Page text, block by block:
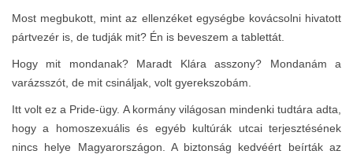
Most megbukott, mint az ellenzéket egységbe kovácsolni hivatott
pártvezér is, de tudják mit? Én is beveszem a tablettát.
Hogy mit mondanak? Maradt Klára asszony? Mondanám a
varázsszót, de mit csináljak, volt gyerekszobám.
Itt volt ez a Pride-ügy. A kormány világosan mindenki tudtára adta,
hogy a homoszexuális és egyéb kultúrák utcai terjesztésének
nincs helye Magyarországon. A biztonság kedvéért beírták az